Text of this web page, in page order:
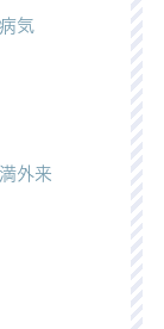
気
外来